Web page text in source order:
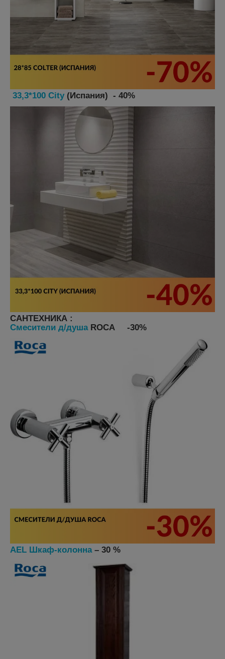
33,3*100 City (Испания) - 40%
САНТЕХНИКА :
Смесители д/душаROCA -30%
AEL Шкаф-колонна– 30 %